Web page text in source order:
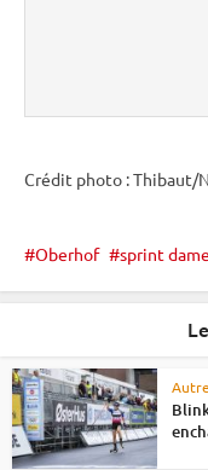
Crédit photo : Thibaut/
Oberhof sprint